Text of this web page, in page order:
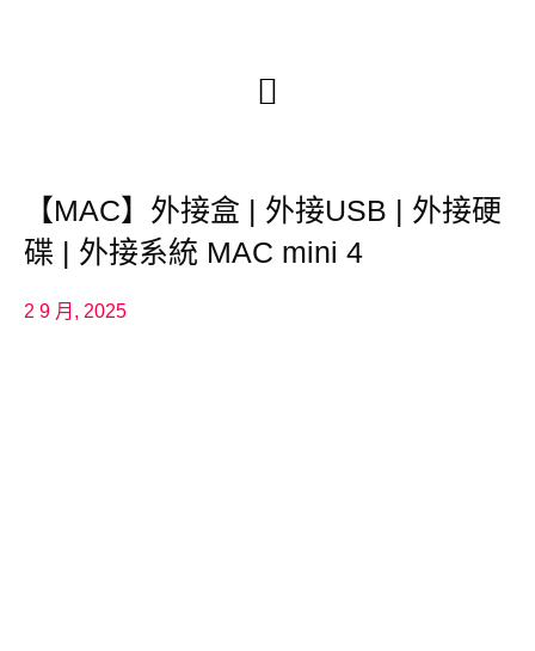
【MAC】外接盒 | 外接USB | 外接硬
碟 | 外接系統 MAC mini 4
2 9 月, 2025